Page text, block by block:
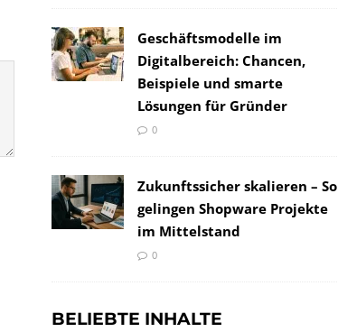
Geschäftsmodelle im
Digitalbereich: Chancen,
Beispiele und smarte
Lösungen für Gründer
0
Zukunftssicher skalieren – So
gelingen Shopware Projekte
im Mittelstand
0
BELIEBTE INHALTE